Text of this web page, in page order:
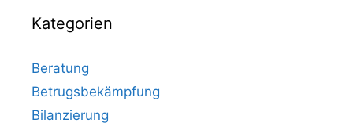
Kategorien
Beratung
Betrugsbekämpfung
Bilanzierung